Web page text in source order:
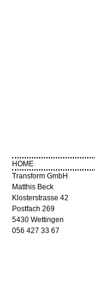
HOME
Transform GmbH
Matthis Beck
Klosterstrasse 42
Postfach 269
5430 Wettingen
056 427 33 67